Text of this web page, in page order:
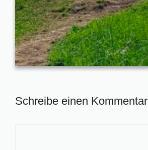
Schreibe einen Kommentar